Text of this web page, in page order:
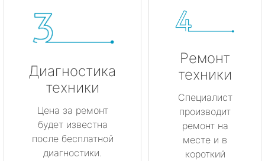
Диагностика
техники
Цена за ремонт
будет известна
после бесплатной
диагностики.
Ремонт
техники
Специалист
производит
ремонт на
месте и в
короткий